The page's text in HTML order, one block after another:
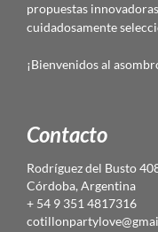
propuestas
cuidadosamente
¡Bienvenidos al
Contacto
Rodríguez del Busto
Córdoba, Argentina
+ 54 9 351 4817316